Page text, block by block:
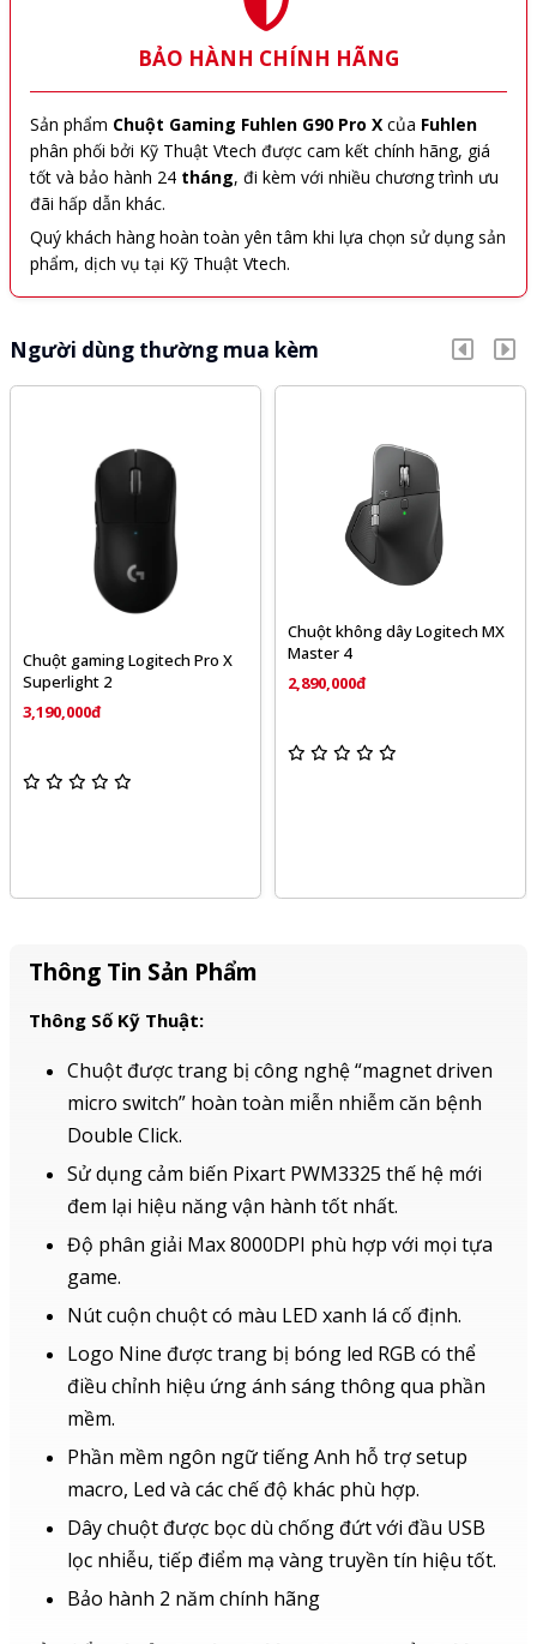
BẢO HÀNH CHÍNH HÃNG
Sản phẩm Chuột Gaming Fuhlen G90 Pro X của Fuhlen
phân phối bởi Kỹ Thuật Vtech được cam kết chính hãng, giá
tốt và bảo hành 24 tháng, đi kèm với nhiều chương trình ưu
đãi hấp dẫn khác.
Quý khách hàng hoàn toàn yên tâm khi lựa chọn sử dụng sản
phẩm, dịch vụ tại Kỹ Thuật Vtech.
Người dùng thường mua kèm
Chuột gaming Logitech Pro X
Superlight 2
3,190,000đ
Chuột không dây Logitech MX
Master 4
2,890,000đ
Thông Tin Sản Phẩm
Thông Số Kỹ Thuật:
Chuột được trang bị công nghệ “magnet driven
micro switch” hoàn toàn miễn nhiễm căn bệnh
Double Click.
Sử dụng cảm biến Pixart PWM3325 thế hệ mới
đem lại hiệu năng vận hành tốt nhất.
Độ phân giải Max 8000DPI phù hợp với mọi tựa
game.
Nút cuộn chuột có màu LED xanh lá cố định.
Logo Nine được trang bị bóng led RGB có thể
điều chỉnh hiệu ứng ánh sáng thông qua phần
mềm.
Phần mềm ngôn ngữ tiếng Anh hỗ trợ setup
macro, Led và các chế độ khác phù hợp.
Dây chuột được bọc dù chống đứt với đầu USB
lọc nhiễu, tiếp điểm mạ vàng truyền tín hiệu tốt.
Bảo hành 2 năm chính hãng